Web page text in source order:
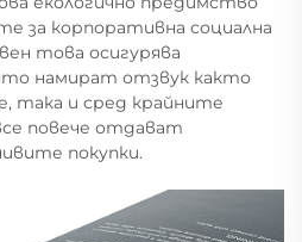
за корпоративна социална
това осигурява
намират отзвук както
така и сред крайните
повече отдават
покупки.